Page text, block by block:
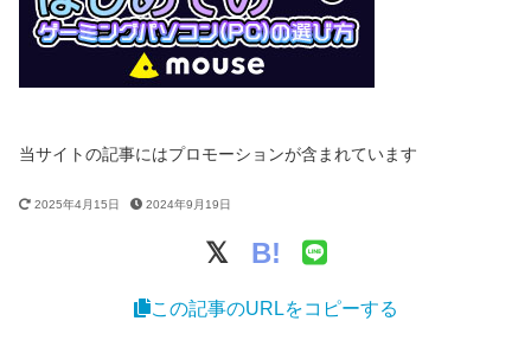
2025年4月15日 2024年9月19日
当サイトの記事にはプロモーションが含まれています
B!
この記事のURLをコピーする